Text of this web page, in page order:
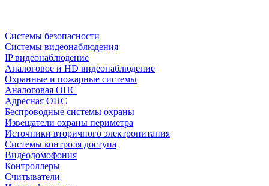
Системы безопасности
Системы видеонаблюдения
IP видеонаблюдение
Аналоговое и HD видеонаблюдение
Охранные и пожарные системы
Аналоговая ОПС
Адресная ОПС
Беспроводные системы охраны
Извещатели охраны периметра
Источники вторичного электропитания
Системы контроля доступа
Видеодомофония
Контроллеры
Считыватели